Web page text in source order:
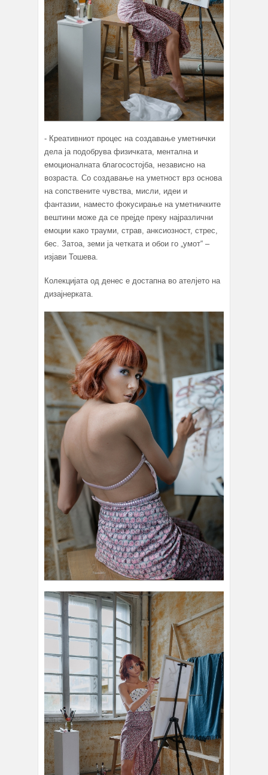
- Креативниот процес на создавање уметнички
дела ја подобрува физичката, ментална и
емоционалната благосостојба, независно на
возраста. Со создавање на уметност врз основа
на сопствените чувства, мисли, идеи и
фантазии, наместо фокусирање на уметничките
вештини може да се прејде преку најразлични
емоции како трауми, страв, анксиозност, стрес,
бес. Затоа, земи ја четката и обои го „умот“ –
изјави Тошева.
Колекцијата од денес е достапна во ателјето на
дизајнерката.